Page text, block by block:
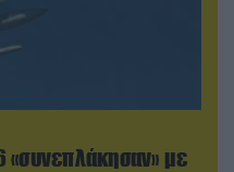
«συνεπλάκησαν» με